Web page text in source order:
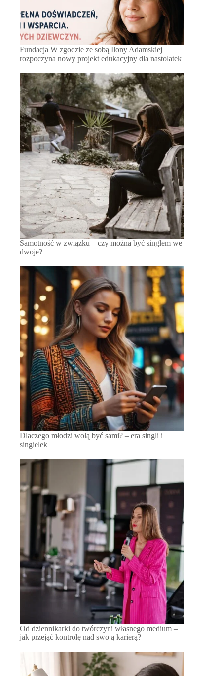
Fundacja W zgodzie ze sobą Ilony Adamskiej
rozpoczyna nowy projekt edukacyjny dla nastolatek
Samotność w związku – czy można być singlem we
dwoje?
Dlaczego młodzi wolą być sami? – era singli i
singielek
Od dziennikarki do twórczyni własnego medium –
jak przejąć kontrolę nad swoją karierą?